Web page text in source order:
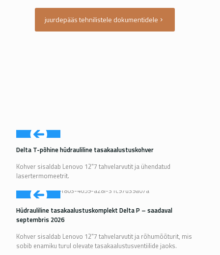
juurdepääs tehnilistele dokumentidele
Delta T-põhine hüdrauliline tasakaalustuskohver
Kohver sisaldab Lenovo 12"7 tahvelarvutit ja ühendatud
lasertermomeetrit.
Hüdrauliline tasakaalustuskomplekt Delta P – saadaval
septembris 2026
Kohver sisaldab Lenovo 12"7 tahvelarvutit ja rõhumõõturit, mis
sobib enamiku turul olevate tasakaalustusventiilide jaoks.